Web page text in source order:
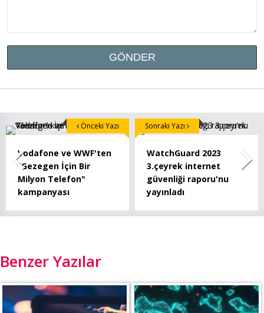
Vodafone ve WWF'ten
“Gezegen İçin Bir
Milyon Telefon"
kampanyası
Önceki Yazı
WatchGuard 2023
3.çeyrek internet
güvenliği raporu'nu
yayınladı
Sonraki Yazı
Benzer Yazılar